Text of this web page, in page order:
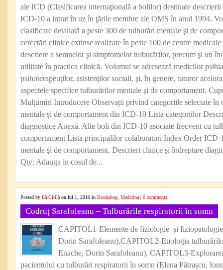
ale ICD (Clasificarea internaţională a bolilor) destinate
ICD-10 a intrat în uz în ţările membre ale OMS în anul 1994.
clasificare detaliată a peste 300 de tulburări mentale şi de
cercetări clinice extinse realizate în peste 100 de centre
descriere a semnelor şi simptomelor tulburărilor, precum şi un
utilitate în practica clinică. Volumul se adresează medicilor
psihoterapeuţilor, asistenţilor sociali, şi, în genere, tuturor
aspectele specifice tulburărilor mentale şi de comportament.
Mulțumiri Introducere Observații privind categoriile selectate în
mentale și de comportament din ICD‑10 Lista categoriilor
diagnostice Anexă. Alte boli din ICD‑10 asociate frecvent cu
comportament Lista principalilor colaboratori Index Order
mentale şi de comportament. Descrieri clinice şi îndreptare
Qty: Adauga in cosul de...
Posted by Ilă Citilă on Iul 1, 2016 in Bookshop Medicina | 0 comments
Codruţ Sarafoleanu – Tulburările respiratorii în somn
CAPITOL1-Elemente de fiziologie și
Dorin Sarafoleanu),CAPITOL2-Etiologia
Enache, Dorin Sarafoleanu), CAPITOL3-
pacientului cu tulburări respiratorii în somn (Elena Pătrașcu,